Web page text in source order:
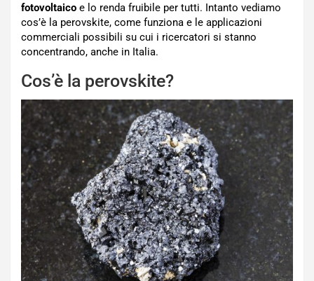
fotovoltaico e lo renda fruibile per tutti. Intanto vediamo
cos’è la perovskite, come funziona e le applicazioni
commerciali possibili su cui i ricercatori si stanno
concentrando, anche in Italia.
Cos’è la perovskite?